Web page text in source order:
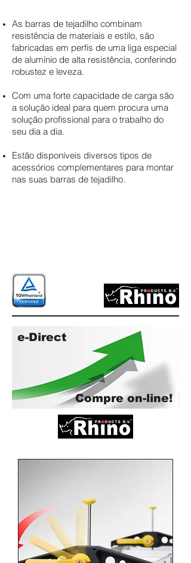
As barras de tejadilho combinam
resistência de materiais e estilo, são
fabricadas em perfis de uma liga especial
de alumínio de alta resistência, conferindo
robustez e leveza.
Com uma forte capacidade de carga são
a solução ideal para quem procura uma
solução profissional para o trabalho do
seu dia a dia.
Estão disponíveis diversos tipos de
acessórios complementares para montar
nas suas barras de tejadilho.
e-Direct
Compre on-line!